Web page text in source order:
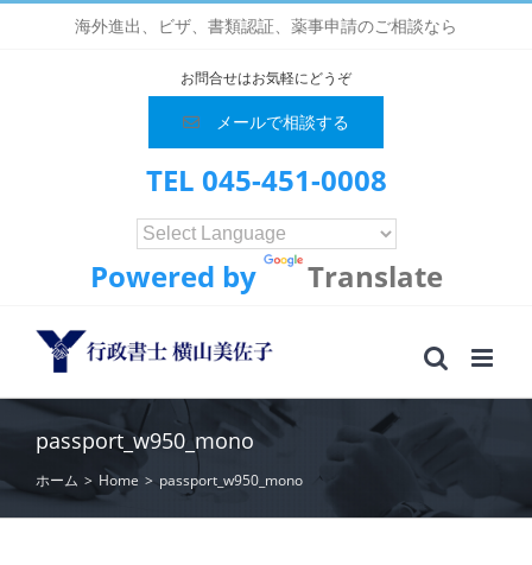
海外進出、ビザ、書類認証、薬事申請のご相談なら
お問合せはお気軽にどうぞ
メールで相談する
TEL 045-451-0008
Powered by Translate
passport_w950_mono
ホーム > Home > passport_w950_mono